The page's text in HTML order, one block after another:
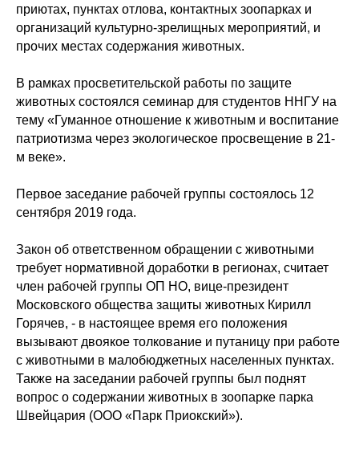
приютах, пунктах отлова, контактных зоопарках и
организаций культурно-зрелищных мероприятий, и
прочих местах содержания животных.
В рамках просветительской работы по защите
животных состоялся семинар для студентов ННГУ на
тему «Гуманное отношение к животным и воспитание
патриотизма через экологическое просвещение в 21-
м веке».
Первое заседание рабочей группы состоялось 12
сентября 2019 года.
Закон об ответственном обращении с животными
требует нормативной доработки в регионах, считает
член рабочей группы ОП НО, вице-президент
Московского общества защиты животных Кирилл
Горячев, - в настоящее время его положения
вызывают двоякое толкование и путаницу при работе
с животными в малобюджетных населенных пунктах.
Также на заседании рабочей группы был поднят
вопрос о содержании животных в зоопарке парка
Швейцария (ООО «Парк Приокский»).